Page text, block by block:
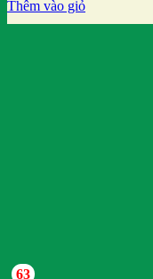
Thêm vào giỏ
63